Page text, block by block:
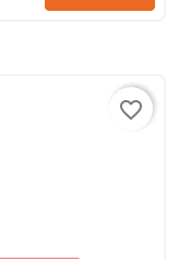
favorite_border